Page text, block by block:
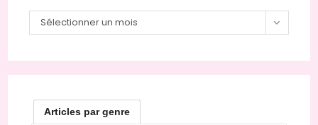
Archives
Sélectionner un mois
Articles par genre